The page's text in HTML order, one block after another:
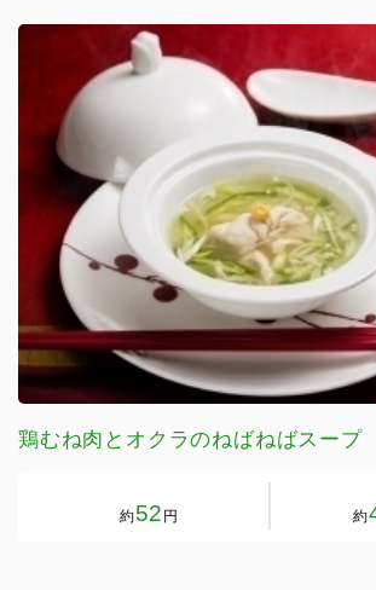
鶏むね肉とオクラのねばねばスープ
約52 円 約